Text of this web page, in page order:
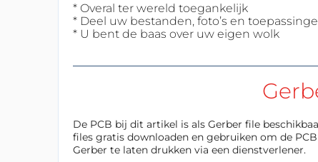
* Overal ter wereld toegankelijk
* Deel uw bestanden, foto’s en
* U bent de baas over uw eigen wolk
De PCB bij dit artikel is als Gerber file
files gratis downloaden en gebruiken om de
Gerber te laten drukken via een dienstverlener.